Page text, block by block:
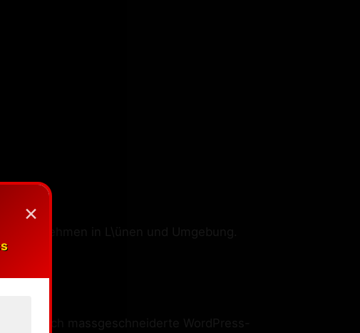
×
biete ich massgeschneiderte WordPress-